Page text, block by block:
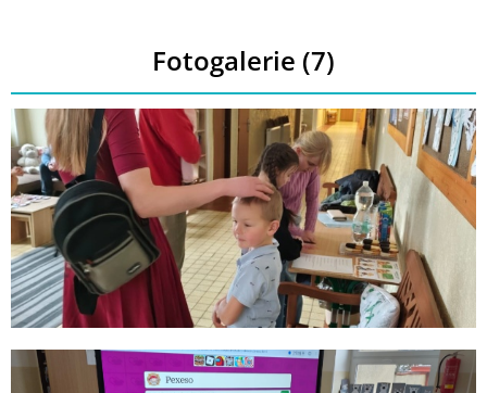
Fotogalerie (7)